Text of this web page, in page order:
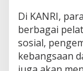
Di KANRI,
berbagai
sosial,
kebangsaan